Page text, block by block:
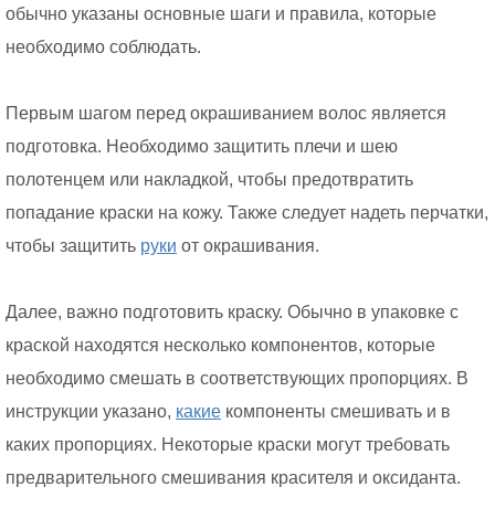
обычно указаны основные шаги и правила, которые
необходимо соблюдать.
Первым шагом перед окрашиванием волос является
подготовка. Необходимо защитить плечи и шею
полотенцем или накладкой, чтобы предотвратить
попадание краски на кожу. Также следует надеть перчатки,
чтобы защитить руки от окрашивания.
Далее, важно подготовить краску. Обычно в упаковке с
краской находятся несколько компонентов, которые
необходимо смешать в соответствующих пропорциях. В
инструкции указано, какие компоненты смешивать и в
каких пропорциях. Некоторые краски могут требовать
предварительного смешивания красителя и оксиданта.